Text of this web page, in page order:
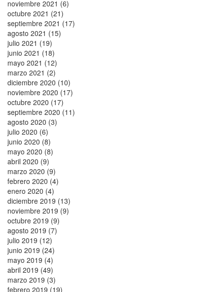
noviembre 2021 (6)
octubre 2021 (21)
septiembre 2021 (17)
agosto 2021 (15)
julio 2021 (19)
junio 2021 (18)
mayo 2021 (12)
marzo 2021 (2)
diciembre 2020 (10)
noviembre 2020 (17)
octubre 2020 (17)
septiembre 2020 (11)
agosto 2020 (3)
julio 2020 (6)
junio 2020 (8)
mayo 2020 (8)
abril 2020 (9)
marzo 2020 (9)
febrero 2020 (4)
enero 2020 (4)
diciembre 2019 (13)
noviembre 2019 (9)
octubre 2019 (9)
agosto 2019 (7)
julio 2019 (12)
junio 2019 (24)
mayo 2019 (4)
abril 2019 (49)
marzo 2019 (3)
febrero 2019 (19)